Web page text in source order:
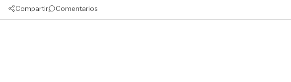
Compartir Comentarios